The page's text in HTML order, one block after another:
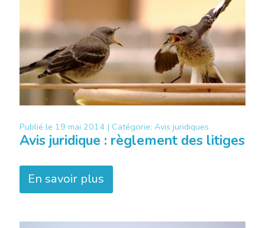
Publié le 19 mai 2014 | Catégorie: Avis juridiques
Avis juridique : règlement des litiges
En savoir plus